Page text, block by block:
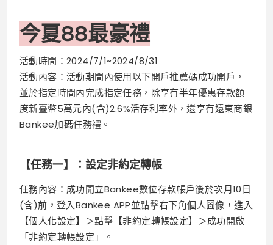
今夏88最豪禮
活動時間：2024/7/1~2024/8/31
活動內容：活動期間內使⽤以下開⼾推薦碼成功開⼾，
並於指定時間內完成指定任務，除享有半年優惠存款額
度新臺幣5萬元內(含)2.6%活存利率外，還享有遠東商銀
Bankee加碼任務禮。
【任務⼀】：設定⾮約定轉帳
任務內容：成功開⽴Bankee數位存款帳⼾後於次⽉10⽇
(含)前，登⼊Bankee APP並點擊右下⾓個⼈圖像，進⼊
【個⼈化設定】＞點擊【⾮約定轉帳設定】＞成功開啟
「⾮約定轉帳設定」。